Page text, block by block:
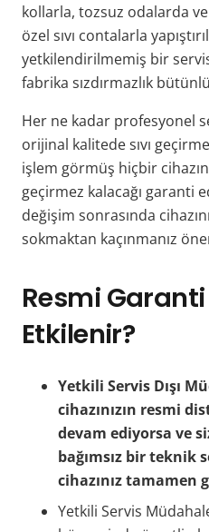
kollarla, tozsuz odalarda ve
özel sıvı contalarla
yetkilendirilmemiş bir
fabrika sızdırmazlık
Her ne kadar profesyonel
orijinal kalitede sıvı
işlem görmüş hiçbir
geçirmez kalacağı garanti
değişim sonrasında
sokmaktan kaçınmanız
Resmi Garanti
Etkilenir?
Yetkili Servis Dışı
cihazınızın resmi
devam ediyorsa ve
bağımsız bir teknik
cihazınız tamamen
Yetkili Servis